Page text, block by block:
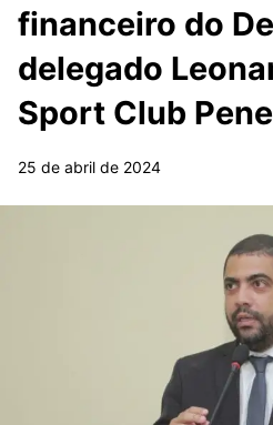
financeiro do
delegado
Sport Club
25 de abril de 2024